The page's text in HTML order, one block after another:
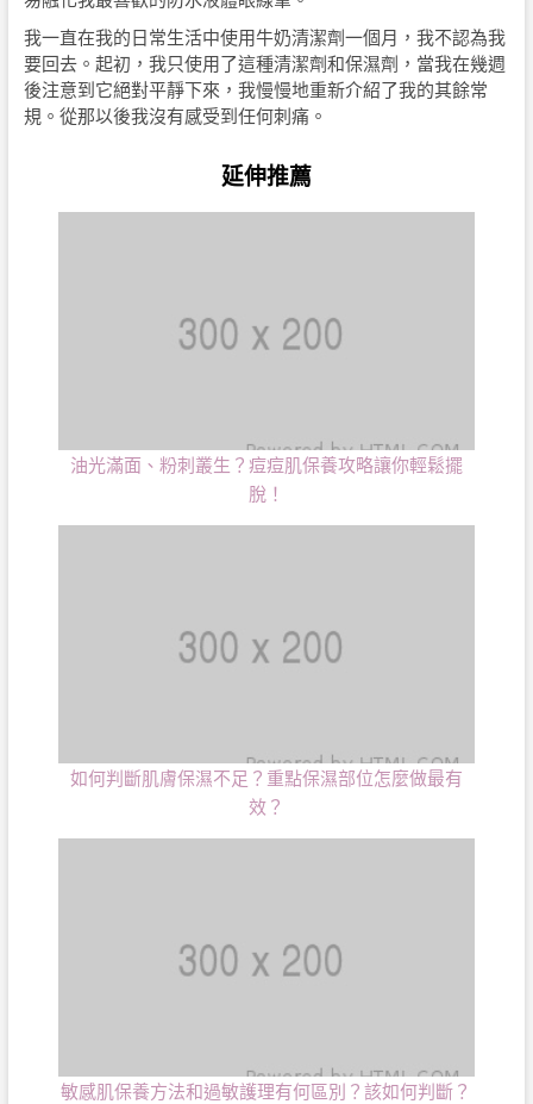
我一直在我的日常生活中使用牛奶清潔劑一個月，我不認為我
要回去。起初，我只使用了這種清潔劑和保濕劑，當我在幾週
後注意到它絕對平靜下來，我慢慢地重新介紹了我的其餘常
規。從那以後我沒有感受到任何刺痛。
延伸推薦
油光滿面、粉刺叢生？痘痘肌保養攻略讓你輕鬆擺
脫！
如何判斷肌膚保濕不足？重點保濕部位怎麼做最有
效？
敏感肌保養方法和過敏護理有何區別？該如何判斷？